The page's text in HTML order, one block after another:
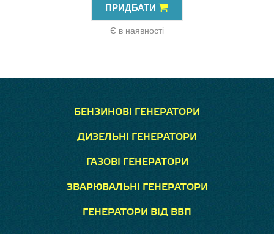
ПРИДБАТИ
Є в наявності
БЕНЗИНОВІ ГЕНЕРАТОРИ
ДИЗЕЛЬНІ ГЕНЕРАТОРИ
ГАЗОВІ ГЕНЕРАТОРИ
ЗВАРЮВАЛЬНІ ГЕНЕРАТОРИ
ГЕНЕРАТОРИ ВІД ВВП